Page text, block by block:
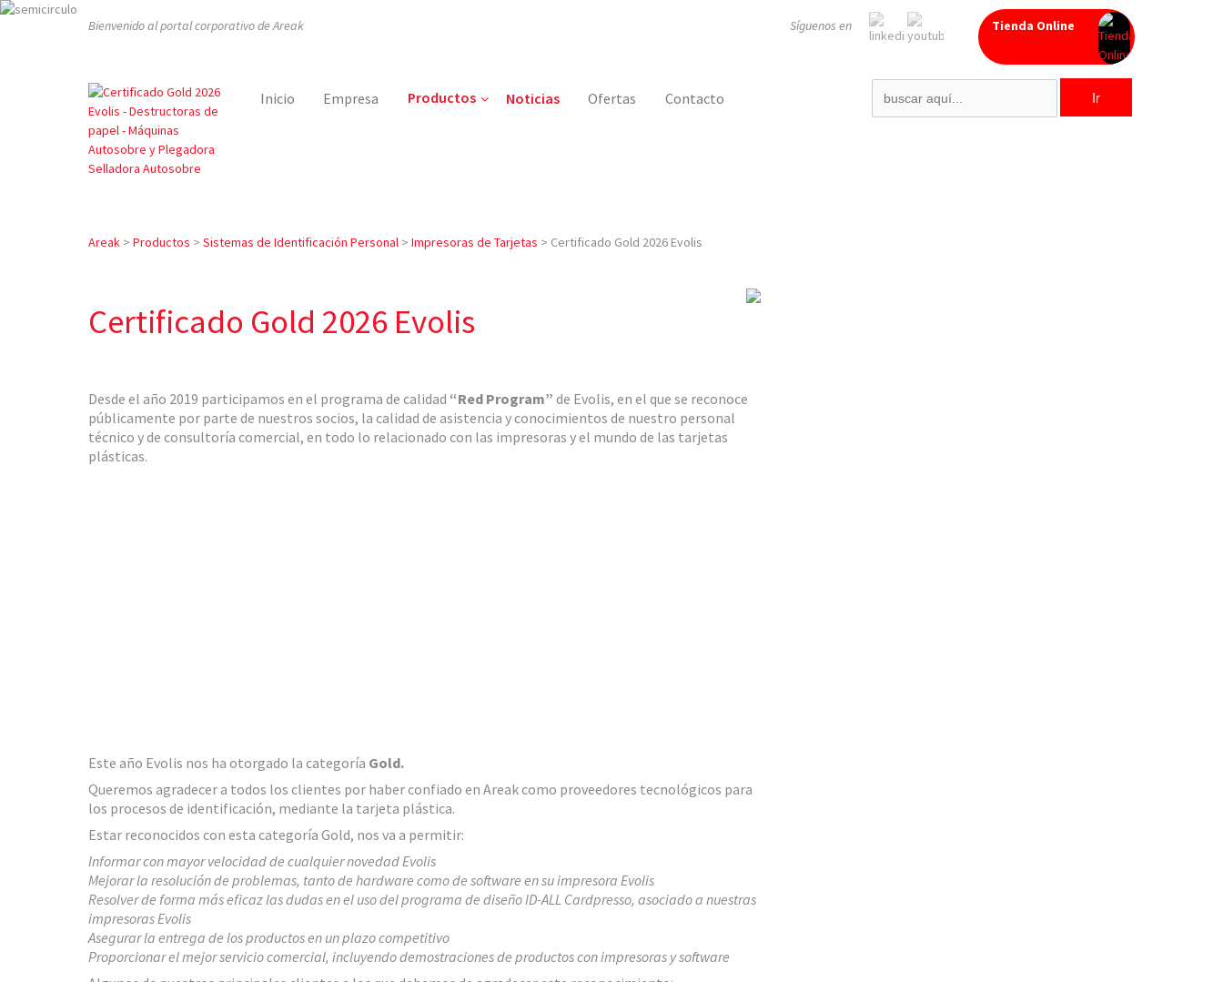
Bienvenido al portal corporativo de Areak Tienda Online
Síguenos en
Inicio Empresa Productos Noticias Ofertas Contacto
Search
for:
Areak > Productos > Sistemas de Identificación Personal > Impresoras de Tarjetas > Certificado Gold 2026 Evolis
Certificado Gold 2026 Evolis
Desde el año 2019 participamos en el programa de calidad “Red Program” de Evolis, en el que se reconoce
públicamente por parte de nuestros socios, la calidad de asistencia y conocimientos de nuestro personal
técnico y de consultoría comercial, en todo lo relacionado con las impresoras y el mundo de las tarjetas
plásticas.
Este año Evolis nos ha otorgado la categoría Gold.
Queremos agradecer a todos los clientes por haber confiado en Areak como proveedores tecnológicos para
los procesos de identificación, mediante la tarjeta plástica.
Estar reconocidos con esta categoría Gold, nos va a permitir:
Informar con mayor velocidad de cualquier novedad Evolis
Mejorar la resolución de problemas, tanto de hardware como de software en su impresora Evolis
Resolver de forma más eficaz las dudas en el uso del programa de diseño ID-ALL Cardpresso, asociado a nuestras
impresoras Evolis
Asegurar la entrega de los productos en un plazo competitivo
Proporcionar el mejor servicio comercial, incluyendo demostraciones de productos con impresoras y software